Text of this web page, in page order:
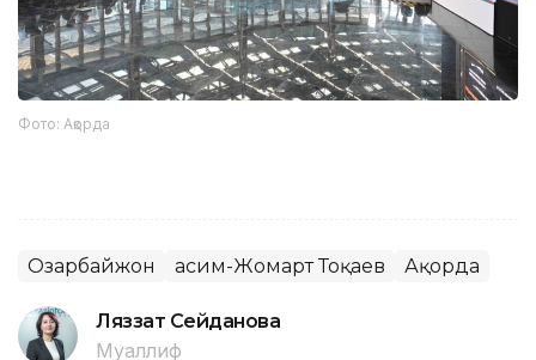
Фото: Ақорда
Озарбайжон Қасим-Жомарт Тоқаев Ақорда
Ляззат Сейданова
Муаллиф